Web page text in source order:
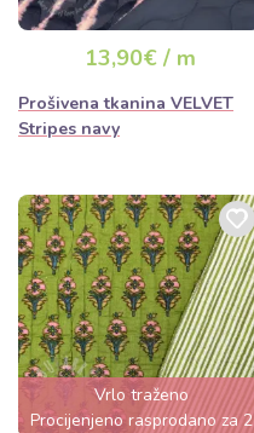
13,90€ / m
Prošivena tkanina VELVET
Stripes navy
Vrlo traženo
Procijenjeno rasprodano za 2